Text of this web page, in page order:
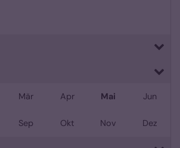
Mär Apr Mai Jun
Sep Okt Nov Dez